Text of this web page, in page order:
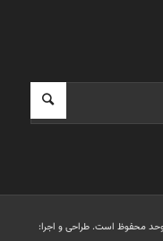
محفوظ است. طراحی و اجرا: